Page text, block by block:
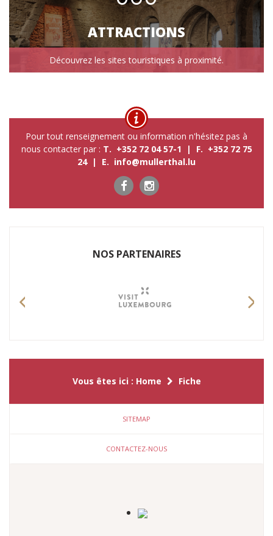
ATTRACTIONS
Découvrez les sites touristiques à proximité.
Pour tout renseignement ou information n'hésitez pas à
nous contacter par : T. +352 72 04 57-1 | F. +352 72 75
24 | E. info@mullerthal.lu
NOS P​ARTENAIRES
Vous êtes ici : Home Fiche
SITEMAP
CONTACTEZ-NOUS